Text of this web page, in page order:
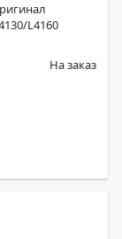
L4160
На заказ